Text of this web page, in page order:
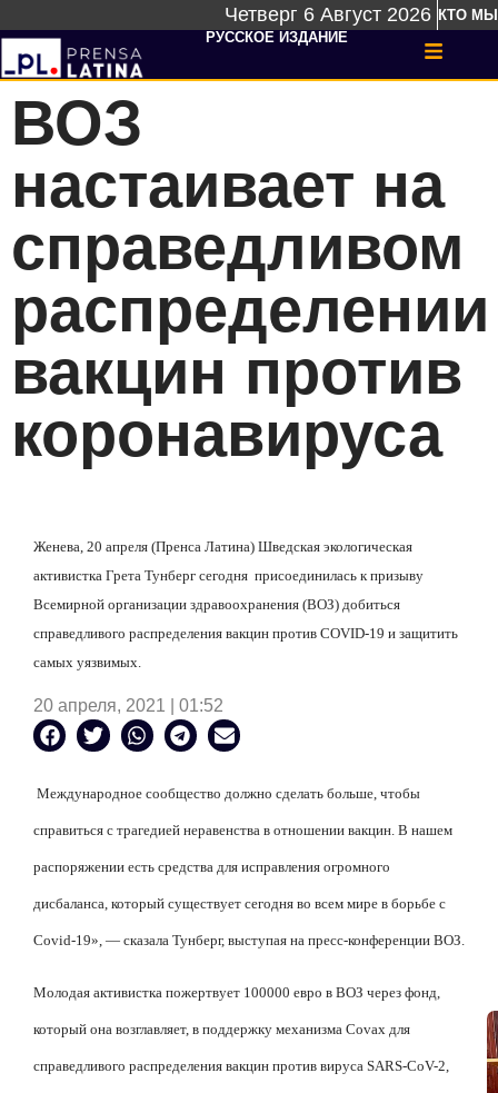
Четверг 6 Август 2026 КТО МЫ
РУССКОЕ ИЗДАНИЕ
ВОЗ
настаивает на
справедливом
распределении
вакцин против
коронавируса
Женева, 20 апреля (Пренса Латина) Шведская экологическая
активистка Грета Тунберг сегодня присоединилась к призыву
Всемирной организации здравоохранения (ВОЗ) добиться
справедливого распределения вакцин против COVID-19 и защитить
самых уязвимых.
20 апреля, 2021 | 01:52
Международное сообщество должно сделать больше, чтобы
справиться с трагедией неравенства в отношении вакцин. В нашем
распоряжении есть средства для исправления огромного
дисбаланса, который существует сегодня во всем мире в борьбе с
Covid-19», — сказала Тунберг, выступая на пресс-конференции ВОЗ.
Молодая активистка пожертвует 100000 евро в ВОЗ через фонд,
который она возглавляет, в поддержку механизма Covax для
справедливого распределения вакцин против вируса SARS-CoV-2,